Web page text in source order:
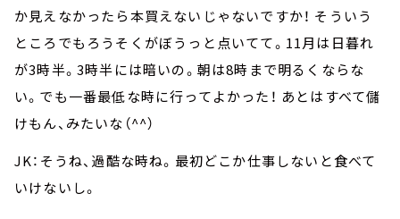
か見えなかったら本買えないじゃないですか！ そういう
ところでもろうそくがぼうっと点いてて。11月は日暮れ
が3時半。3時半には暗いの。朝は8時まで明るくならな
い。でも一番最低な時に行ってよかった！ あとはすべて儲
けもん、みたいな（^^）
JK：そうね、過酷な時ね。最初どこか仕事しないと食べて
いけないし。